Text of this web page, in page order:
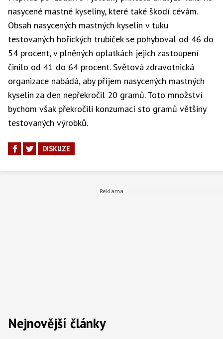
nasycené mastné kyseliny, které také škodí cévám.
Obsah nasycených mastných kyselin v tuku
testovaných hořických trubiček se pohyboval od 46 do
54 procent, v plněných oplatkách jejich zastoupení
činilo od 41 do 64 procent. Světová zdravotnická
organizace nabádá, aby příjem nasycených mastných
kyselin za den nepřekročil 20 gramů. Toto množství
bychom však překročili konzumací sto gramů většiny
testovaných výrobků.
DISKUZE
Nejnovější články